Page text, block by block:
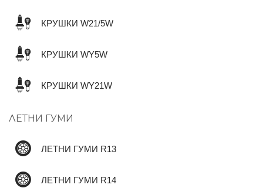
КРУШКИ W21/5W
КРУШКИ WY5W
КРУШКИ WY21W
ЛЕТНИ ГУМИ
ЛЕТНИ ГУМИ R13
ЛЕТНИ ГУМИ R14